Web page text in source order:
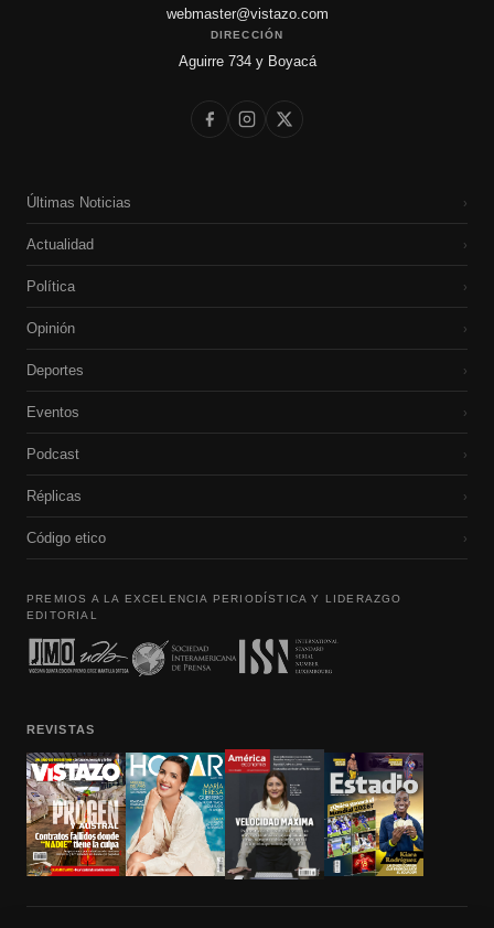
webmaster@vistazo.com
DIRECCIÓN
Aguirre 734 y Boyacá
Últimas Noticias ›
Actualidad ›
Política ›
Opinión ›
Deportes ›
Eventos ›
Podcast ›
Réplicas ›
Código etico ›
PREMIOS A LA EXCELENCIA PERIODÍSTICA Y LIDERAZGO
EDITORIAL
REVISTAS